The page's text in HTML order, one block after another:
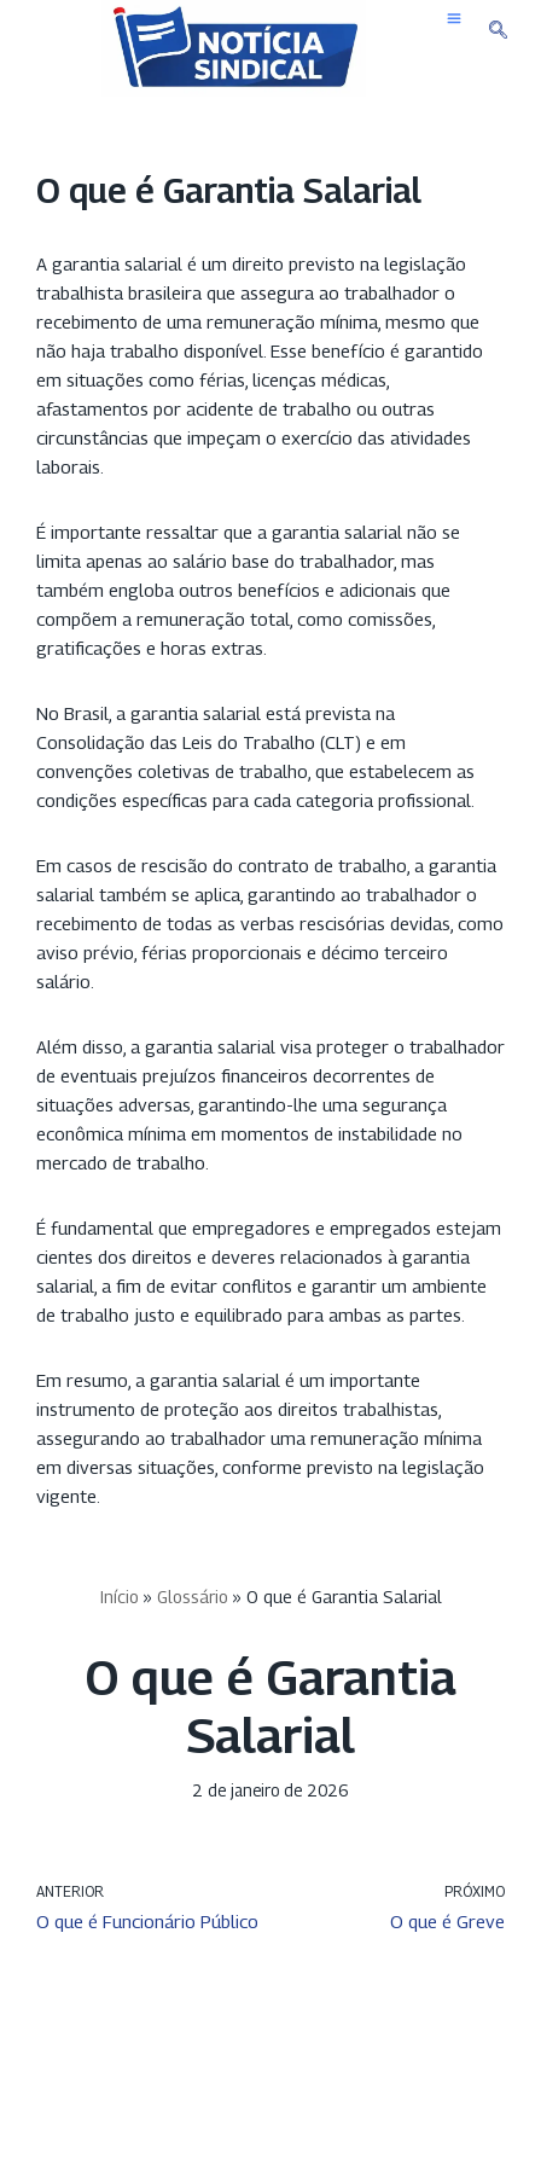
O que é Garantia Salarial
A garantia salarial é um direito previsto na legislação
trabalhista brasileira que assegura ao trabalhador o
recebimento de uma remuneração mínima, mesmo que
não haja trabalho disponível. Esse benefício é garantido
em situações como férias, licenças médicas,
afastamentos por acidente de trabalho ou outras
circunstâncias que impeçam o exercício das atividades
laborais.
É importante ressaltar que a garantia salarial não se
limita apenas ao salário base do trabalhador, mas
também engloba outros benefícios e adicionais que
compõem a remuneração total, como comissões,
gratificações e horas extras.
No Brasil, a garantia salarial está prevista na
Consolidação das Leis do Trabalho (CLT) e em
convenções coletivas de trabalho, que estabelecem as
condições específicas para cada categoria profissional.
Em casos de rescisão do contrato de trabalho, a garantia
salarial também se aplica, garantindo ao trabalhador o
recebimento de todas as verbas rescisórias devidas, como
aviso prévio, férias proporcionais e décimo terceiro
salário.
Além disso, a garantia salarial visa proteger o trabalhador
de eventuais prejuízos financeiros decorrentes de
situações adversas, garantindo-lhe uma segurança
econômica mínima em momentos de instabilidade no
mercado de trabalho.
É fundamental que empregadores e empregados estejam
cientes dos direitos e deveres relacionados à garantia
salarial, a fim de evitar conflitos e garantir um ambiente
de trabalho justo e equilibrado para ambas as partes.
Em resumo, a garantia salarial é um importante
instrumento de proteção aos direitos trabalhistas,
assegurando ao trabalhador uma remuneração mínima
em diversas situações, conforme previsto na legislação
vigente.
Início » Glossário » O que é Garantia Salarial
O que é Garantia
Salarial
2 de janeiro de 2026
ANTERIOR
O que é Funcionário Público
PRÓXIMO
O que é Greve